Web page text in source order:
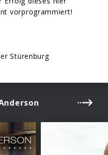
vorprogrammiert!
Stürenburg